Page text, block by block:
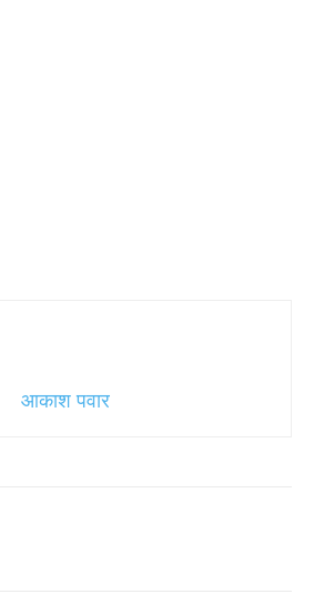
आकाश पवार